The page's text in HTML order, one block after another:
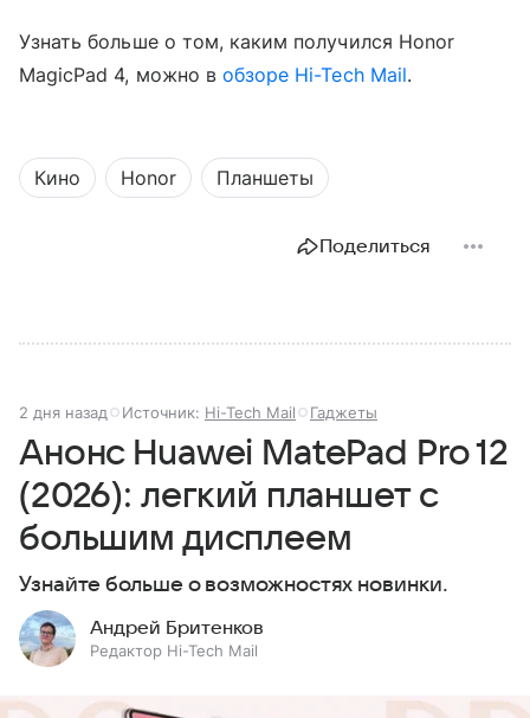
Узнать больше о том, каким получился Honor
MagicPad 4, можно в обзоре Hi-Tech Mail.
Кино Honor Планшеты
Поделиться
2 дня назад Источник: Hi-Tech Mail Гаджеты
Анонс Huawei MatePad Pro 12
(2026): легкий планшет с
большим дисплеем
Узнайте больше о возможностях новинки.
Андрей Бритенков
Редактор Hi-Tech Mail